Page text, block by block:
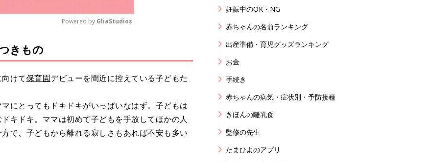
u
t
Powered by GliaStudios
きもの
けて保育園デビューを間近に控えている子どもた
にとってもドキドキがいっぱいなはず。子どもは
キドキ。ママは初めて子どもを手放してほかの人
で、子どもから離れる寂しさもあれば不安も多い
妊娠中のOK・NG
赤ちゃんの名前ランキング
出産準備・育児グッズランキング
お金
手続き
赤ちゃんの病気・症状別・予防接種
きほんの離乳食
監修の先生
たまひよのアプリ